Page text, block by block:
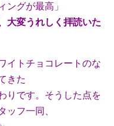
ングが最高」
大変うれしく拝読いた
トチョコレートのな
きた
です。そうした点を
ッフ一同、